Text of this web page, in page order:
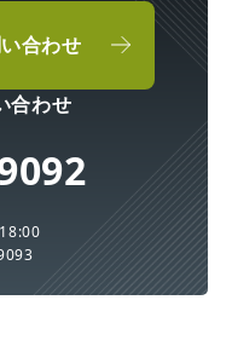
合わせ
合わせ
18:00